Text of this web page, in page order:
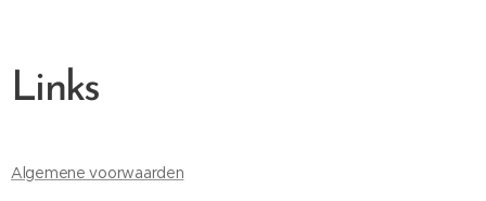
Links
Algemene voorwaarden